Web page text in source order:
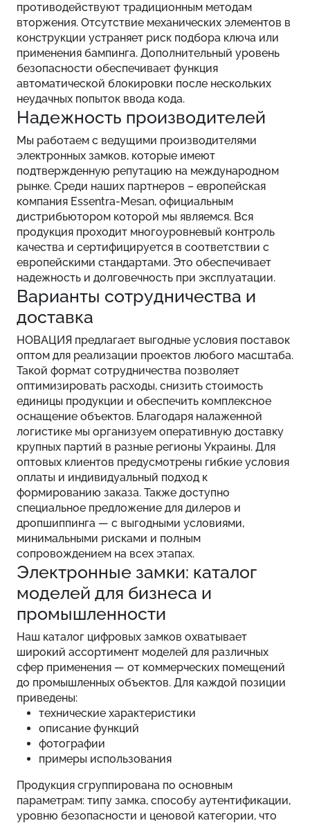
противодействуют традиционным методам
вторжения. Отсутствие механических элементов в
конструкции устраняет риск подбора ключа или
применения бампинга. Дополнительный уровень
безопасности обеспечивает функция
автоматической блокировки после нескольких
неудачных попыток ввода кода.
Надежность производителей
Мы работаем с ведущими производителями
электронных замков, которые имеют
подтвержденную репутацию на международном
рынке. Среди наших партнеров – европейская
компания Essentra-Mesan, официальным
дистрибьютором которой мы являемся. Вся
продукция проходит многоуровневый контроль
качества и сертифицируется в соответствии с
европейскими стандартами. Это обеспечивает
надежность и долговечность при эксплуатации.
Варианты сотрудничества и
доставка
НОВАЦИЯ предлагает выгодные условия поставок
оптом для реализации проектов любого масштаба.
Такой формат сотрудничества позволяет
оптимизировать расходы, снизить стоимость
единицы продукции и обеспечить комплексное
оснащение объектов. Благодаря налаженной
логистике мы организуем оперативную доставку
крупных партий в разные регионы Украины. Для
оптовых клиентов предусмотрены гибкие условия
оплаты и индивидуальный подход к
формированию заказа. Также доступно
специальное предложение для дилеров и
дропшиппинга — с выгодными условиями,
минимальными рисками и полным
сопровождением на всех этапах.
Электронные замки: каталог
моделей для бизнеса и
промышленности
Наш каталог цифровых замков охватывает
широкий ассортимент моделей для различных
сфер применения — от коммерческих помещений
до промышленных объектов. Для каждой позиции
приведены:
технические характеристики
описание функций
фотографии
примеры использования
Продукция сгруппирована по основным
параметрам: типу замка, способу аутентификации,
уровню безопасности и ценовой категории, что